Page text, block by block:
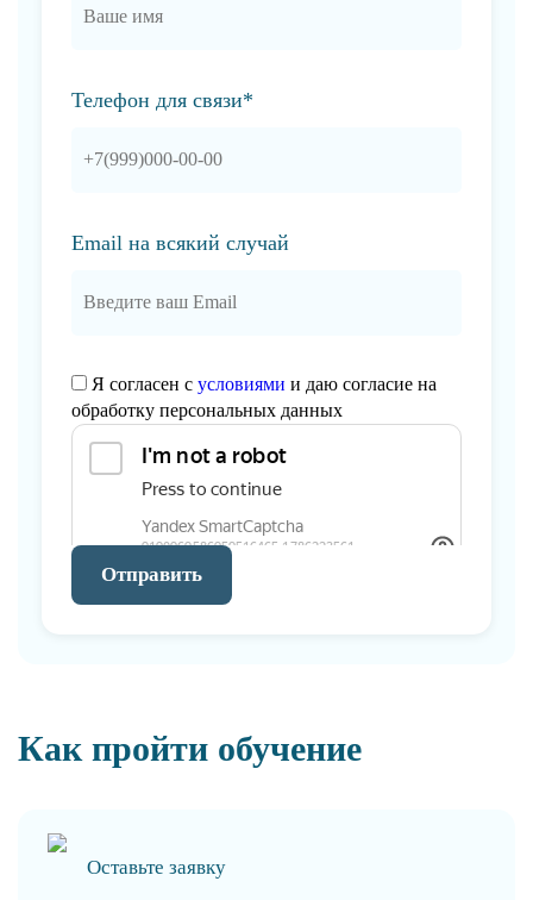
Телефон для связи*
Email на всякий случай
Я согласен с условиями и даю согласие на
обработку персональных данных
Отправить
Как пройти обучение
Оставьте заявку